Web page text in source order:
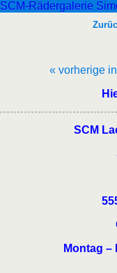
SCM-Rädergalerie
« vorherige
SCM
Montag –